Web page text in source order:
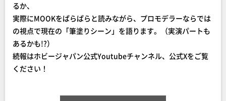
るか、
実際にMOOKをぱらぱらと読みながら、プロモデラーならでは
の視点で現在の「筆塗りシーン」を語ります。（実演パートも
あるかも!?）
続報はホビージャパン公式Youtubeチャンネル、公式Xをご覧
ください！